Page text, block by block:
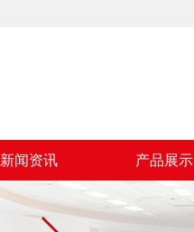
新闻资讯 产品展示